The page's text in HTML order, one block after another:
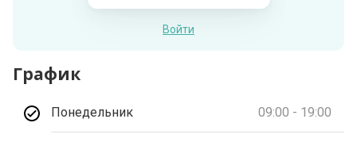
Войти
График
Понедельник 09:00 - 19:00